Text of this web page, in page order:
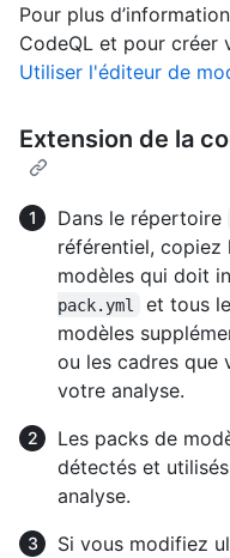
Pour plus
CodeQL et pour créer
Utiliser l'éditeur de
Extension de la
Dans le répertoire
référentiel,
modèles qui doit
pack.yml
et tous
modèles
ou les cadres que
votre analyse.
Les packs de
détectés et
analyse.
Si vous modifiez